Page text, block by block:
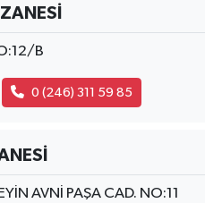
B
0 (246) 311 59 85
AVNİ PAŞA CAD. NO:11